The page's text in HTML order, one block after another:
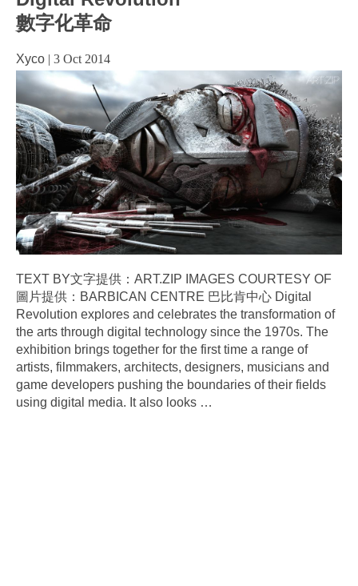
數字化革命
Xyco | 3 Oct 2014
TEXT BY文字提供：ART.ZIP IMAGES COURTESY OF
圖片提供：BARBICAN CENTRE 巴比肯中心 Digital
Revolution explores and celebrates the transformation of
the arts through digital technology since the 1970s. The
exhibition brings together for the first time a range of
artists, filmmakers, architects, designers, musicians and
game developers pushing the boundaries of their fields
using digital media. It also looks …